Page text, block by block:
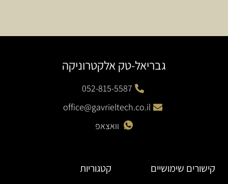
גבריאל-טק אלקטרוניקה
052-815-5587
office@gavrieltech.co.il
וואצאפ
קישורים שימושיים קטגוריות